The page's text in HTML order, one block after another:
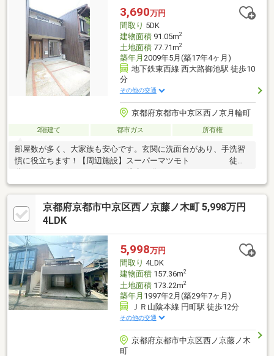
のことでお困りのことがあれば、ぜひアフターホームへ
3,690万円
間取り 5DK
建物面積91.05m2
土地面積77.71m2
築年月 2009年5月(築17年4ヶ月)
地下鉄東西線 西大路御池駅 徒歩10
分
その他の交通
京都府京都市中京区西ノ京月輪町
2階建て 都市ガス 所有権
部屋数が多く、大家族も安心です。玄関に洗面台があり、手洗習
慣に役立ちます！【周辺施設】スーパーマツモト 徒歩3
ト 徒歩4分セブンイレブン 徒歩5分ドラッ
グコスモス 徒歩8分ダイソー 徒歩5
分郵便局 徒歩7分
京都府京都市中京区西ノ京藤ノ木町 5,998万円
4LDK
5,998万円
間取り 4LDK
建物面積157.36m2
土地面積173.22m2
築年月 1997年2月(築29年7ヶ月)
ＪＲ山陰本線 円町駅 徒歩12分
その他の交通
京都府京都市中京区西ノ京藤ノ木
町